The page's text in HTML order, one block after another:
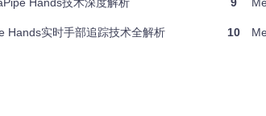
信度低于阈值时才重新调用检测模型，大幅降低了
Hands实时手部追踪技术全解析 10